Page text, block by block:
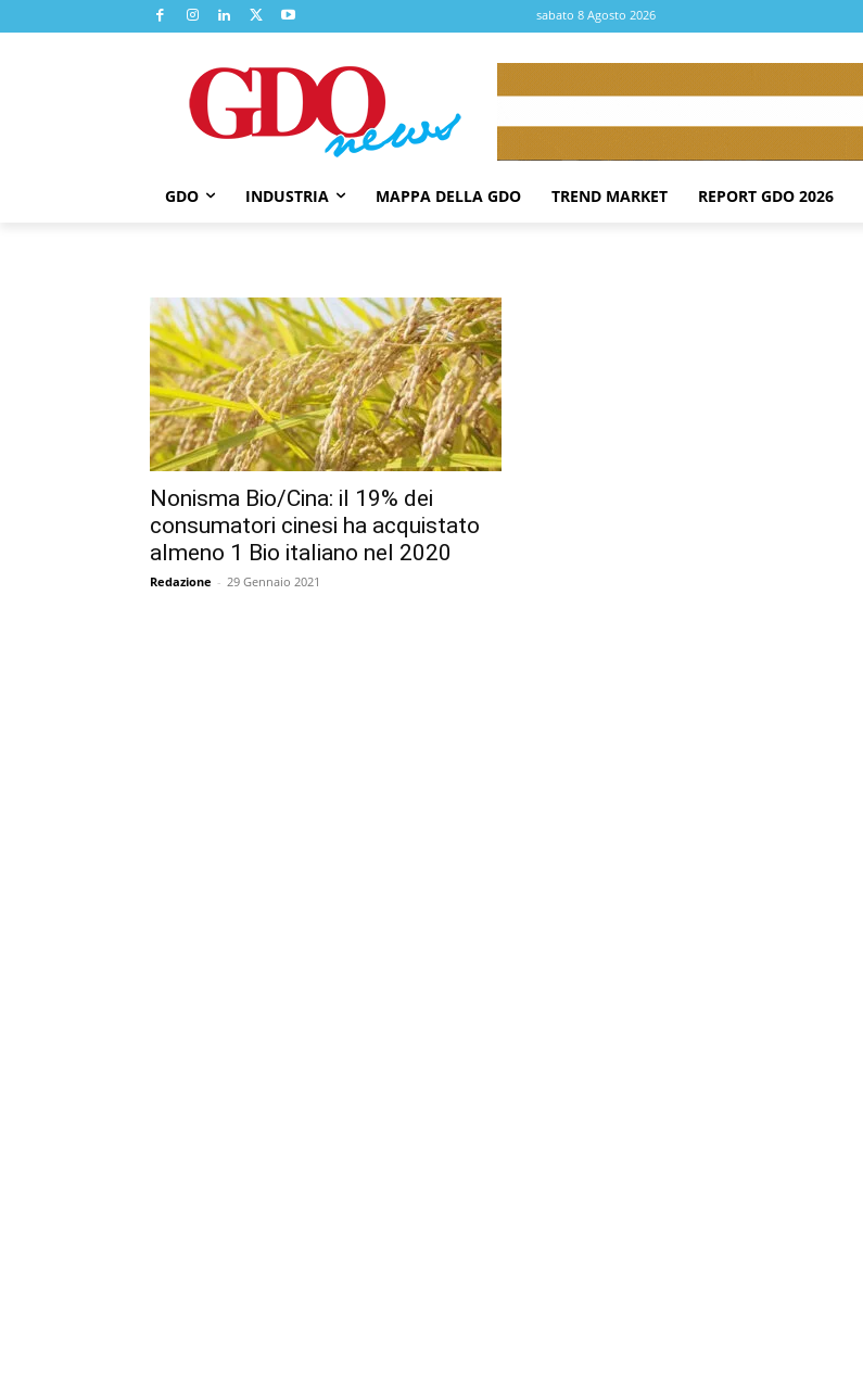
sabato 8 Agosto 2026
GDO INDUSTRIA MAPPA DELLA GDO TREND MARKET REPORT GDO 2026
Nonisma Bio/Cina: il 19% dei
consumatori cinesi ha acquistato
almeno 1 Bio italiano nel 2020
Redazione - 29 Gennaio 2021